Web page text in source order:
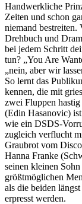
Handwerkliche
Zeiten und schon
niemand
Drehbuch und
bei jedem Schritt
tun? „You Are
„nein, aber wir
So lernt das
kennen, die mit
zwei Fluppen
(Edin Hasanovic)
wie ein DSDS-
zugleich verflucht
Graubrot vom
Hanna Franke
seinen kleinen
größtmöglichen
als die beiden
erpresst werden.